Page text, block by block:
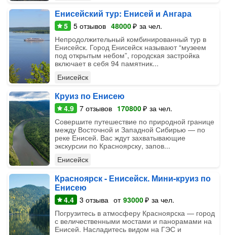
Енисейский тур: Енисей и Ангара
5 5 отзывов 48000₽ за чел.
Непродолжительный комбинированный тур в
Енисейск. Город Енисейск называют “музеем
под открытым небом”, городская застройка
включает в себя 94 памятник...
Енисейск
Круиз по Енисею
4.9 7 отзывов 170800₽ за чел.
Совершите путешествие по природной границе
между Восточной и Западной Сибирью — по
реке Енисей. Вас ждут захватывающие
экскурсии по Красноярску, запов...
Енисейск
Красноярск - Енисейск. Мини-круиз по
Енисею
4.4 3 отзыва от 93000₽ за чел.
Погрузитесь в атмосферу Красноярска — город
с величественными мостами и панорамами на
Енисей. Насладитесь видом на ГЭС и